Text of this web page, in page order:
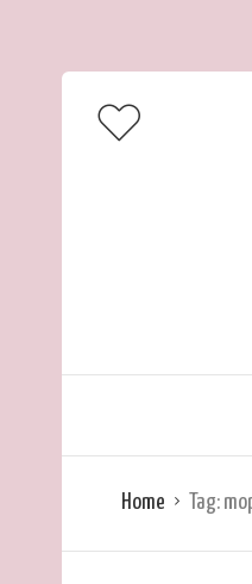
Home Tag: